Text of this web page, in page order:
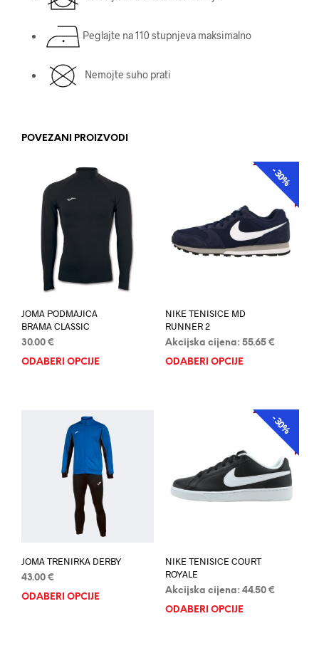
Peglajte na 110 stupnjeva maksimalno
Nemojte suho prati
POVEZANI PROIZVODI
JOMA PODMAJICA
BRAMA CLASSIC
30.00 €
ODABERI OPCIJE
Ovaj
odabrati
AKCIJA
-30%
NIKE TENISICE MD
RUNNER 2
Akcijska cijena: 55.65 €
ODABERI OPCIJE
više
se
JOMA TRENIRKA DERBY
43.00 €
ODABERI OPCIJE
proizvod
AKCIJA
-30%
NIKE TENISICE COURT
ROYALE
Akcijska cijena: 44.50 €
ODABERI OPCIJE